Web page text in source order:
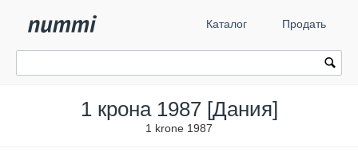
Каталог Продать
1 крона 1987 [Дания]
1 krone 1987